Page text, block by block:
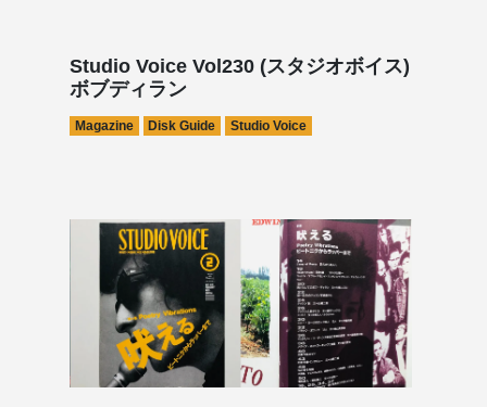
Studio Voice Vol230 (スタジオボイス)
ボブディラン
Magazine Disk Guide Studio Voice